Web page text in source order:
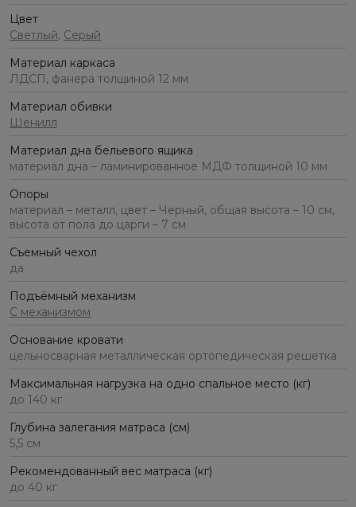
Цвет
Светлый, Серый
Материал каркаса
ЛДСП, фанера толщиной 12 мм
Материал обивки
Шенилл
Материал дна бельевого ящика
материал дна – ламинированное МДФ толщиной 10 мм
Опоры
материал – металл, цвет – Черный, общая высота – 10 см,
высота от пола до царги – 7 см
Съемный чехол
да
Подъёмный механизм
С механизмом
Основание кровати
цельносварная металлическая ортопедическая решетка
Максимальная нагрузка на одно спальное место (кг)
до 140 кг
Глубина залегания матраса (см)
5,5 см
Рекомендованный вес матраса (кг)
до 40 кг